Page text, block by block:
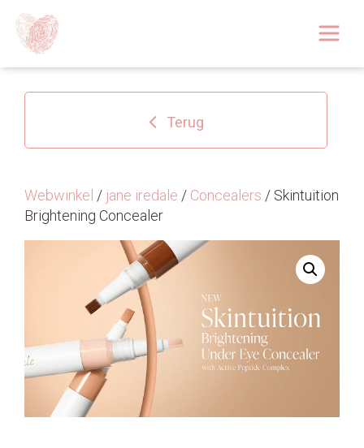
Over
Huidoplossingen
Tarieven 2026
Blog
Webshop
Afspraak
Terug
Webwinkel / jane iredale / Concealers / Skintuition
Brightening Concealer